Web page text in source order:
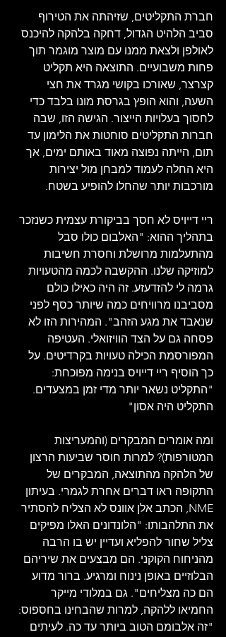
חברת התקליטים, שזיהתה את הטירוף
סביב הלהיט הגדול, דחקה בלהקה להיכנס
לאולפן ולצאת ממנו עם מוצר מוגמר תוך
פחות משבועיים. התוצאה היא תקליט
קצרצר, שאורכו בקושי מגרד את חצי
השעה, והוא הופץ בגרסת מונו בלבד כדי
לחסוך בעלויות הייצור. הגישה הזו, שבה
חברות התקליטים סוחטות את הלימון עד
תום, הייתה נפוצה מאוד באותם ימים, אך
היא החלה לעמוד למבחן מול יצירות
מורכבות יותר שהחלו להופיע בשטח.
ריי דייויס לא חסך בביקורת עצמית כשנזכר
בתהליך ההוא: "האלבום כולו סבל
מהתעלמות מרושלת וחסרת חשיבות
למוזיקה שלנו. ההקשבה לכמה מהטעויות
גרמה לי להזדעזע. זה היה כאילו כולם
מסביבנו מרוויחים כמה שיותר כסף לפני
שנאבד את מגע הזהב". המהירות הזו לא
פסחה גם על הצד הוויזואלי. העטיפה
המפורסמת הכילה טעויות בקרדיטים. על
כך הוסיף ריי דייויס בנימה מפוכחת:
"התקליט נשאר יותר מדי זמן במצעדים.
התקליט היה אסון"
ומה אומרים המבקרים (והמעריצות
המטורפות)? למרות חוסר שביעות הרצון
של הלהקה מהתוצאה, המבקרים של
התקופה ראו דברים אחרת לגמרי. בעיתון
NME, הכתב אלן אוונס לא הצליח להסתיר
את התלהבותו: "הלונדונים האלו מפיקים
צליל שחור להפליא ועדיין יש בו הרבה
מהניחוח הקוקני. הם מבצעים את שיריהם
הבלוזיים באופן נינוח ומרגיע. ברור מדוע
הם כה מצליחים". גם במלודי מייקר
החמיאו ללהקה, למרות שהבחינו בחספוס:
"זה אלבומם הטוב ביותר עד כה. לעיתים